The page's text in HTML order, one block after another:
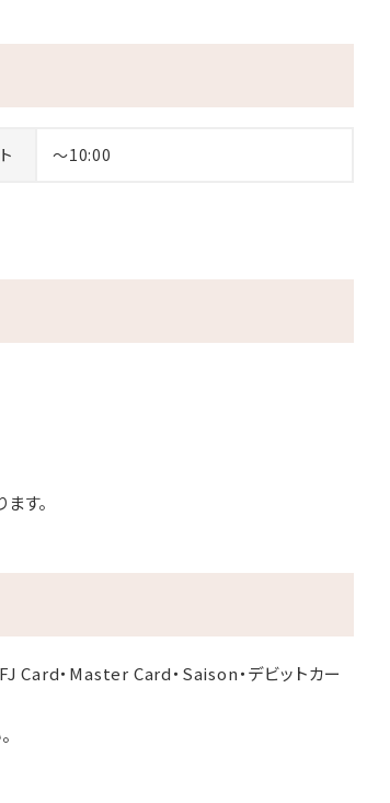
～10:00
す。
Card・Master Card・Saison・デビットカー